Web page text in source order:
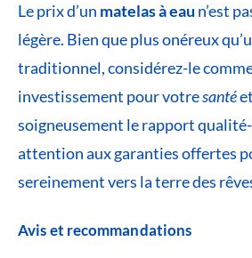
Le prix d’un matelas à eau n’est
légère. Bien que plus onéreux
traditionnel, considérez-le
investissement pour votresantéet
soigneusement le rapport
attention aux garanties offertes
sereinement vers la terre des
Avis et recommandations